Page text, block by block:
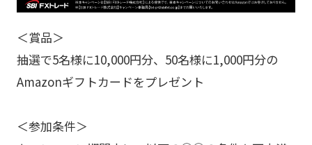
＜賞品＞
抽選で5名様に10,000円分、50名様に1,000円分の
Amazonギフトカードをプレゼント
＜参加条件＞